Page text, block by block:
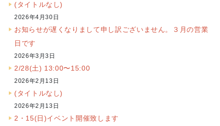
(タイトルなし)
2026年4月30日
お知らせが遅くなりまして申し訳ございません。３月の営業
日です
2026年3月3日
2/28(土) 13:00〜15:00
2026年2月13日
(タイトルなし)
2026年2月13日
2・15(日)イベント開催致します